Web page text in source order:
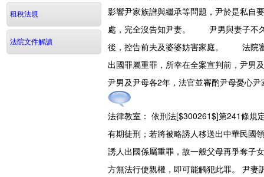
租稅法規
法院文件解讀
影響尹家族譜與繼承等問題，尹於是私自
處，完全沒告知尹妻。 尹男與妻子不久
後，控告前夫及婆婆妨害家庭。 法院審
出國罪屬重罪，所幸在全案宣判前，尹
尹男及尹母各2年，法官並審酌尹母憂心
法律教室： 依刑法[$300261$]第241條規
有期徒刑；若將被略誘人移送出中華民國
誘人出國係屬重罪，故一般父母再爭奪子
方無法行使親權，即可能觸犯此罪。 尹